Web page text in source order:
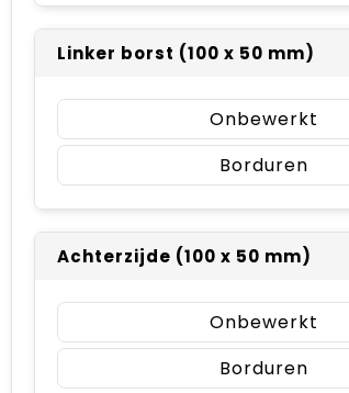
Linker borst (100 x 50 mm)
Onbewerkt
Borduren
Achterzijde (100 x 50 mm)
Onbewerkt
Borduren